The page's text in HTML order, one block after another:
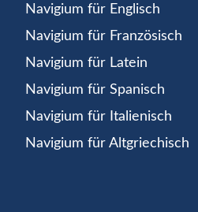
Navigium für Englisch
Navigium für Französisch
Navigium für Latein
Navigium für Spanisch
Navigium für Italienisch
Navigium für Altgriechisch